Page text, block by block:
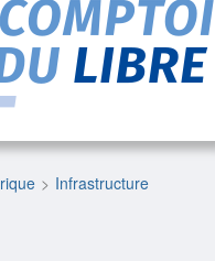
Infrastructure